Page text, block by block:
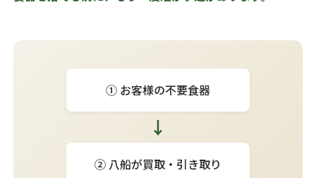
① お客様の不要食器
↓
② 八船が買取・引き取り